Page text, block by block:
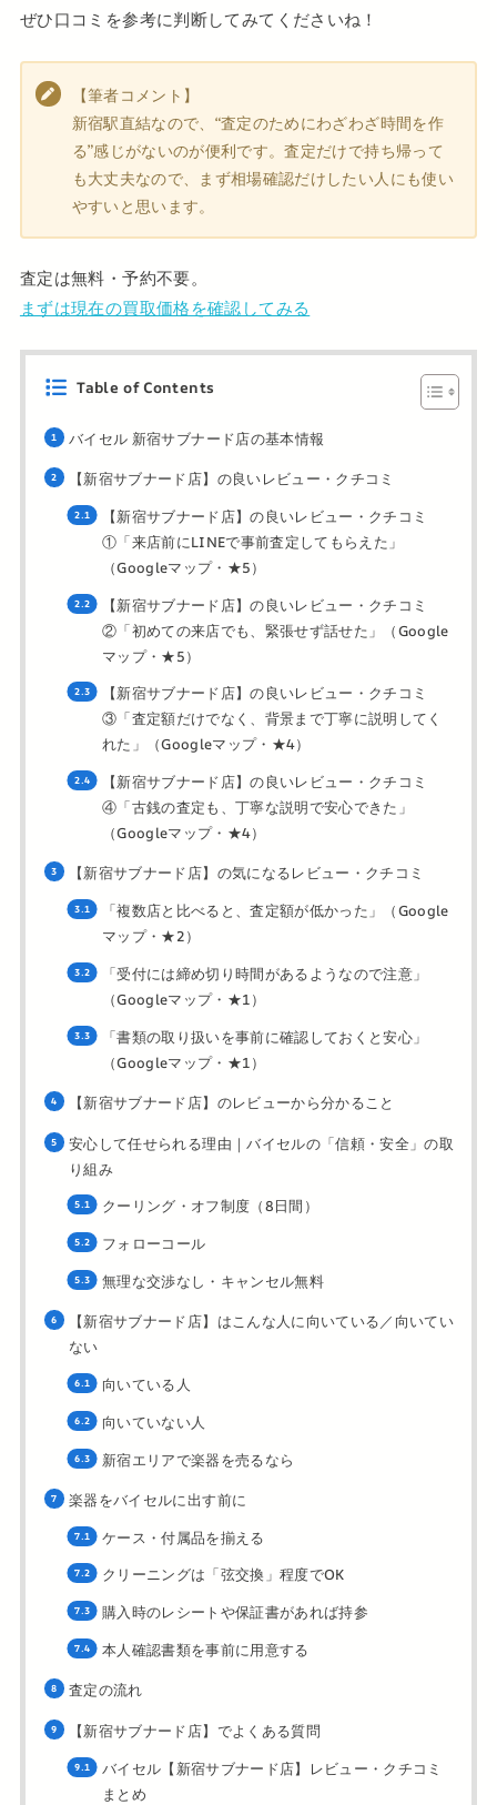
ぜひ口コミを参考に判断してみてくださいね！
【筆者コメント】
新宿駅直結なので、“査定のためにわざわざ時間を作
る”感じがないのが便利です。査定だけで持ち帰って
も大丈夫なので、まず相場確認だけしたい人にも使い
やすいと思います。
査定は無料・予約不要。
まずは現在の買取価格を確認してみる
Table of Contents
バイセル 新宿サブナード店の基本情報
【新宿サブナード店】の良いレビュー・クチコミ
【新宿サブナード店】の良いレビュー・クチコミ
①「来店前にLINEで事前査定してもらえた」
（Googleマップ・★5）
【新宿サブナード店】の良いレビュー・クチコミ
②「初めての来店でも、緊張せず話せた」（Google
マップ・★5）
【新宿サブナード店】の良いレビュー・クチコミ
③「査定額だけでなく、背景まで丁寧に説明してく
れた」（Googleマップ・★4）
【新宿サブナード店】の良いレビュー・クチコミ
④「古銭の査定も、丁寧な説明で安心できた」
（Googleマップ・★4）
【新宿サブナード店】の気になるレビュー・クチコミ
「複数店と比べると、査定額が低かった」（Google
マップ・★2）
「受付には締め切り時間があるようなので注意」
（Googleマップ・★1）
「書類の取り扱いを事前に確認しておくと安心」
（Googleマップ・★1）
【新宿サブナード店】のレビューから分かること
安心して任せられる理由｜バイセルの「信頼・安全」の取
り組み
クーリング・オフ制度（8日間）
フォローコール
無理な交渉なし・キャンセル無料
【新宿サブナード店】はこんな人に向いている／向いてい
ない
向いている人
向いていない人
新宿エリアで楽器を売るなら
楽器をバイセルに出す前に
ケース・付属品を揃える
クリーニングは「弦交換」程度でOK
購入時のレシートや保証書があれば持参
本人確認書類を事前に用意する
査定の流れ
【新宿サブナード店】でよくある質問
バイセル【新宿サブナード店】レビュー・クチコミ
まとめ